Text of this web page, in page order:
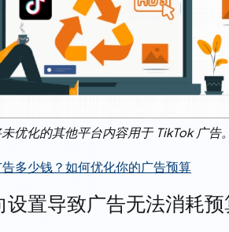
优化的其他平台内容用于 TikTok 广告
多少钱？如何优化你的广告预算
设置导致广告无法消耗预